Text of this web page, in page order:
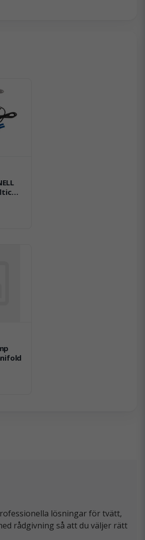
lösningar för tvätt,
rådgivning så att du väljer rätt